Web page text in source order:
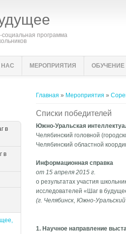
социальная программа
МЕРОПРИЯТИЯ ОБУЧЕНИЕ
Вы здесь
Главная » Мероприятия »
Списки победителей
Южно-Уральская
Челябинский головной
Челябинский областной
Информационная справка
от 15 апреля 2015 г.
о результатах участия
исследователей «Шаг в
(г. Челябинск, Южно-
1. Научное направление
в
в